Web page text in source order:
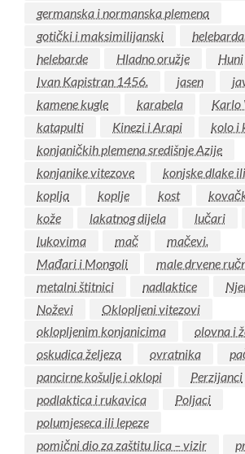
germanska i normanska plemena
gotički i maksimilijanski
helebarde
Hladno oružje Huni
Ivan Kapistran 1456.
jasen
kamene kugle
karabela
Karlo
katapulti
Kinezi i Arapi
kolo i
konjaničkih plemena središnje Azije
konjanike vitezove
konjske dlake
koplja
koplje kost
kože
lakatnog dijela lučari
lukovima
mač
mačevi.
Mađari i Mongoli
male drvene
metalni štitnici
nadlaktice
Noževi
Oklopljeni vitezovi
oklopljenim konjanicima
olovna i
oskudica željeza
ovratnika
pancirne košulje i oklopi
Perzijanci
podlaktica i rukavica
Poljaci
polumjeseca ili lepeze
pomični dio za zaštitu lica – vizir